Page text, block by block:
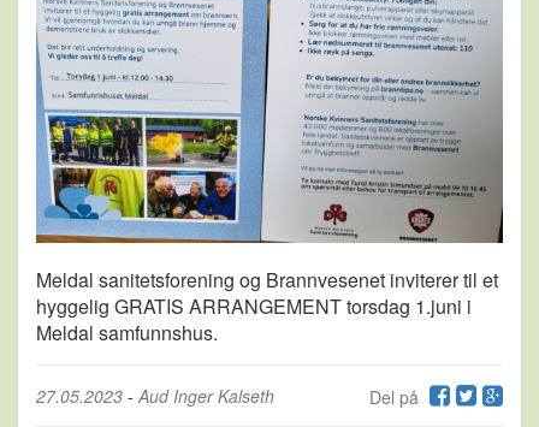
Meldal sanitetsforening og Brannvesenet inviterer til et
hyggelig GRATIS ARRANGEMENT torsdag 1.juni i
Meldal samfunnshus.
Del på
27.05.2023 - Aud Inger Kalseth